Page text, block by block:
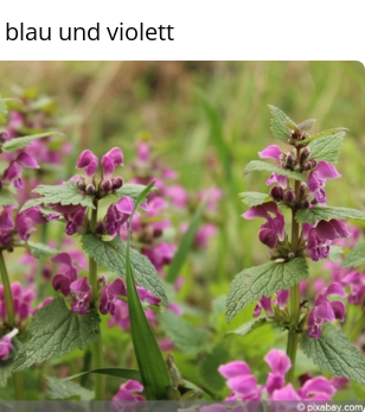
und violett